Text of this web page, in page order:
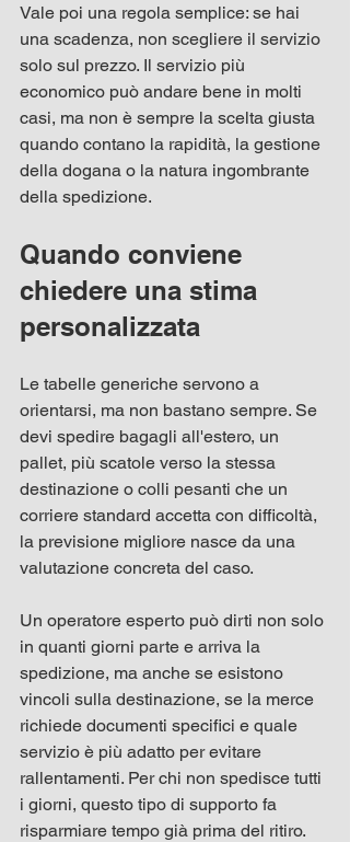
Vale poi una regola semplice: se hai
una scadenza, non scegliere il servizio
solo sul prezzo. Il servizio più
economico può andare bene in molti
casi, ma non è sempre la scelta giusta
quando contano la rapidità, la gestione
della dogana o la natura ingombrante
della spedizione.
Quando conviene
chiedere una stima
personalizzata
Le tabelle generiche servono a
orientarsi, ma non bastano sempre. Se
devi spedire bagagli all'estero, un
pallet, più scatole verso la stessa
destinazione o colli pesanti che un
corriere standard accetta con difficoltà,
la previsione migliore nasce da una
valutazione concreta del caso.
Un operatore esperto può dirti non solo
in quanti giorni parte e arriva la
spedizione, ma anche se esistono
vincoli sulla destinazione, se la merce
richiede documenti specifici e quale
servizio è più adatto per evitare
rallentamenti. Per chi non spedisce tutti
i giorni, questo tipo di supporto fa
risparmiare tempo già prima del ritiro.